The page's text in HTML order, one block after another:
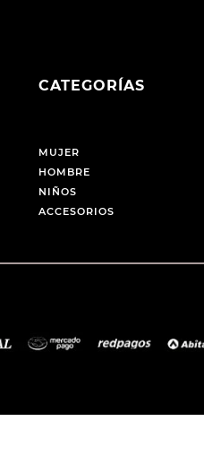
CATEGORÍAS
MUJER
HOMBRE
NIÑOS
ACCESORIOS